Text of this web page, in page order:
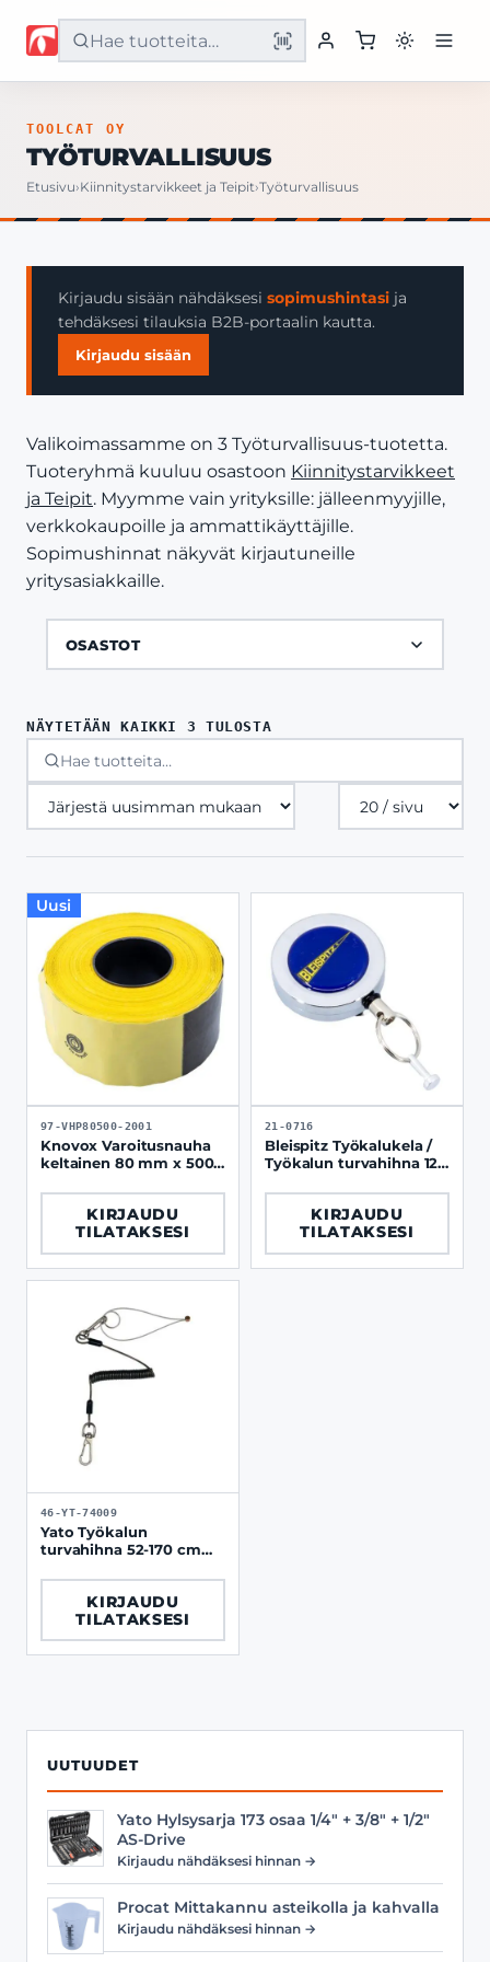
Etusivu
Yritys
Yhteystiedot
TOOLCAT OY
TYÖTURVALLISUUS
Etusivu›Kiinnitystarvikkeet ja Teipit›Työturvallisuus
Kirjaudu sisään nähdäksesi sopimushintasi ja
tehdäksesi tilauksia B2B-portaalin kautta.
Kirjaudu sisään
Valikoimassamme on 3 Työturvallisuus-tuotetta.
Tuoteryhmä kuuluu osastoon Kiinnitystarvikkeet
ja Teipit. Myymme vain yrityksille: jälleenmyyjille,
verkkokaupoille ja ammattikäyttäjille.
Sopimushinnat näkyvät kirjautuneille
yritysasiakkaille.
OSASTOT
UUTUUDET
Yato Hylsysarja 173 osaa 1/4" + 3/8" + 1/2"
AS-Drive
Kirjaudu nähdäksesi hinnan →
Procat Mittakannu asteikolla ja kahvalla
Kirjaudu nähdäksesi hinnan →
NÄYTETÄÄN KAIKKI 3 TULOSTASORTED
Tuotteita
sivulla
Uusi
97-VHP80500-2001
Knovox Varoitusnauha
keltainen 80 mm x 500
KIRJAUDU
TILATAKSESI
21-0716
Bleispitz Työkalukela /
Työkalun turvahihna 120
KIRJAUDU
TILATAKSESI
46-YT-74009
Yato Työkalun
turvahihna 52-170 cm
KIRJAUDU
TILATAKSESI